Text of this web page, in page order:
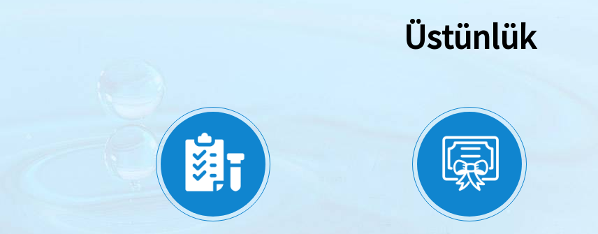
Üstünlük